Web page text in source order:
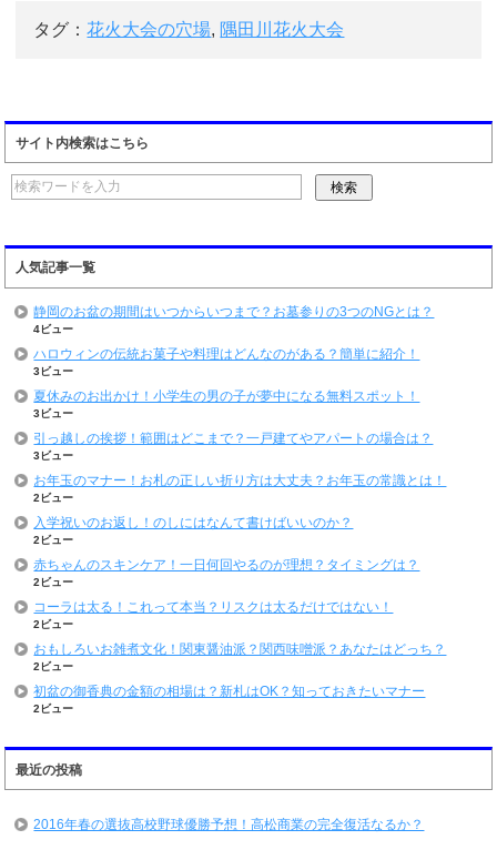
タグ：花火大会の穴場, 隅田川花火大会
サイト内検索はこちら
人気記事一覧
静岡のお盆の期間はいつからいつまで？お墓参りの3つのNGとは？
4ビュー
ハロウィンの伝統お菓子や料理はどんなのがある？簡単に紹介！
3ビュー
夏休みのお出かけ！小学生の男の子が夢中になる無料スポット！
3ビュー
引っ越しの挨拶！範囲はどこまで？一戸建てやアパートの場合は？
3ビュー
お年玉のマナー！お札の正しい折り方は大丈夫？お年玉の常識とは！
2ビュー
入学祝いのお返し！のしにはなんて書けばいいのか？
2ビュー
赤ちゃんのスキンケア！一日何回やるのが理想？タイミングは？
2ビュー
コーラは太る！これって本当？リスクは太るだけではない！
2ビュー
おもしろいお雑煮文化！関東醤油派？関西味噌派？あなたはどっち？
2ビュー
初盆の御香典の金額の相場は？新札はOK？知っておきたいマナー
2ビュー
最近の投稿
2016年春の選抜高校野球優勝予想！高松商業の完全復活なるか？